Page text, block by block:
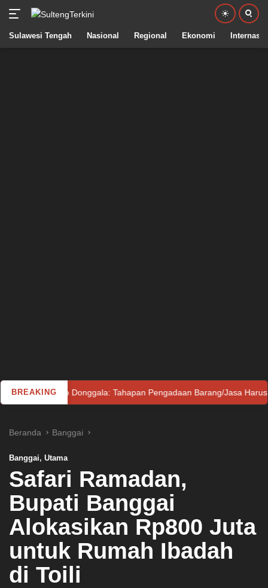
Sulawesi Tengah Nasional Regional Ekonomi
BREAKING
Pemkab Donggala: Tahapan Pengadaan Barang/Jasa Harus
Beranda Banggai
Banggai, Utama
Safari Ramadan,
Bupati Banggai
Alokasikan Rp800 Juta
untuk Rumah Ibadah
di Toili